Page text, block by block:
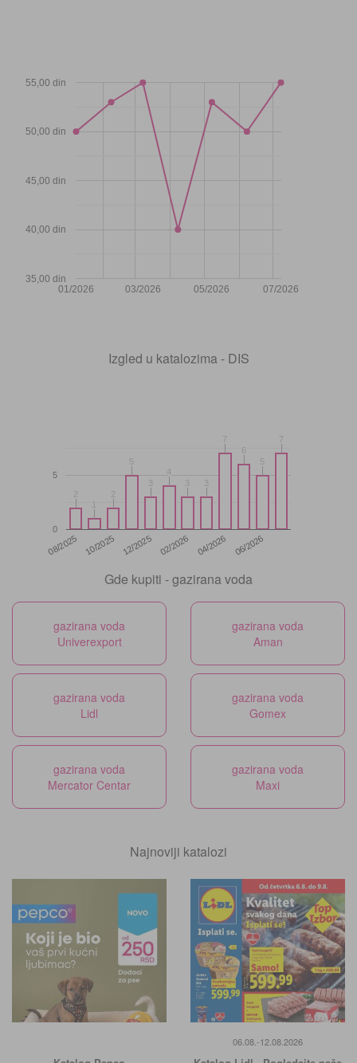
01/2026 03/2026 05/2026 07/2026
35,00 din
40,00 din
45,00 din
50,00 din
55,00 din
Izgled u katalozima - DIS
08/2025 10/2025 12/2025 02/2026 04/2026 06/2026
0
5
22
11
22
55
33
44
33 33
77
66
55
77
Gde kupiti - gazirana voda
gazirana voda
Univerexport
gazirana voda
Aman
gazirana voda
Lidl
gazirana voda
Gomex
gazirana voda
Mercator Centar
gazirana voda
Maxi
Najnoviji katalozi
06.08.-12.08.2026